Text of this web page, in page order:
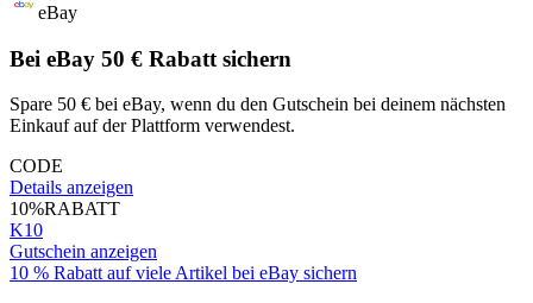
eBay
Bei eBay 50 € Rabatt sichern
Spare 50 € bei eBay, wenn du den Gutschein bei deinem nächsten
Einkauf auf der Plattform verwendest.
CODE
Details anzeigen
10%RABATT
K10
Gutschein anzeigen
10 % Rabatt auf viele Artikel bei eBay sichern